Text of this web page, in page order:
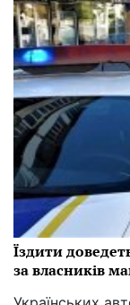
Їздити
за власників